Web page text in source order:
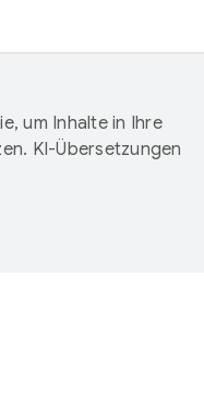
um Inhalte in Ihre
KI-Übersetzungen